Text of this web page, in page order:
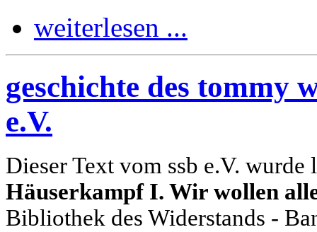
weiterlesen ...
geschichte des tommy
e.V.
Dieser Text vom ssb e.V.
Häuserkampf I. Wir wollen
Bibliothek des Widerstands -